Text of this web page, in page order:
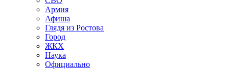
Армия
Афиша
Глядя из Ростова
Город
ЖКХ
Наука
Официально